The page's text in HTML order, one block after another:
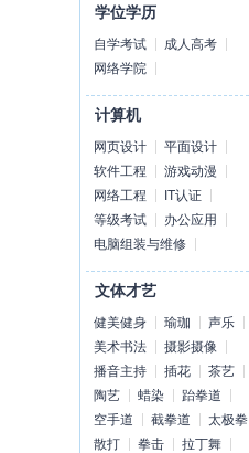
学位学历
自学考试
成人高考
网络学院
计算机
网页设计
平面设计
软件工程
游戏动漫
网络工程
IT认证
等级考试
办公应用
电脑组装与维修
文体才艺
健美健身 瑜珈
声乐
美术书法
摄影摄像
播音主持
插花
茶艺
陶艺
蜡染
跆拳道
空手道
截拳道
太极拳
散打
拳击 拉丁舞